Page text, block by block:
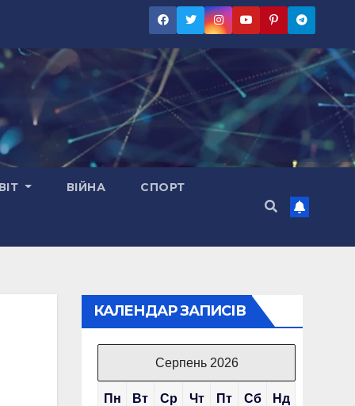
ВІЙНА СПОРТ
КАЛЕНДАР ЗАПИСІВ
Серпень 2026
Пн Вт Ср Чт Пт Сб Нд